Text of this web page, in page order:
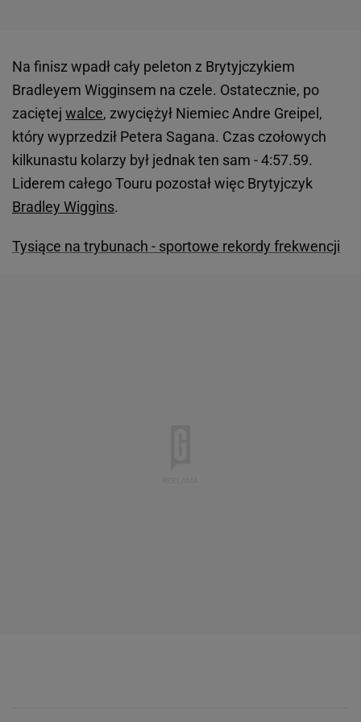
Na finisz wpadł cały peleton z Brytyjczykiem
Bradleyem Wigginsem na czele. Ostatecznie, po
zaciętej walce, zwyciężył Niemiec Andre Greipel,
który wyprzedził Petera Sagana. Czas czołowych
kilkunastu kolarzy był jednak ten sam - 4:57.59.
Liderem całego Touru pozostał więc Brytyjczyk
Bradley Wiggins.
Tysiące na trybunach - sportowe rekordy frekwencji